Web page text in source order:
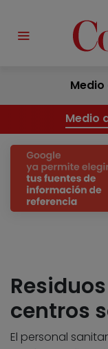
Medio
centros
El personal